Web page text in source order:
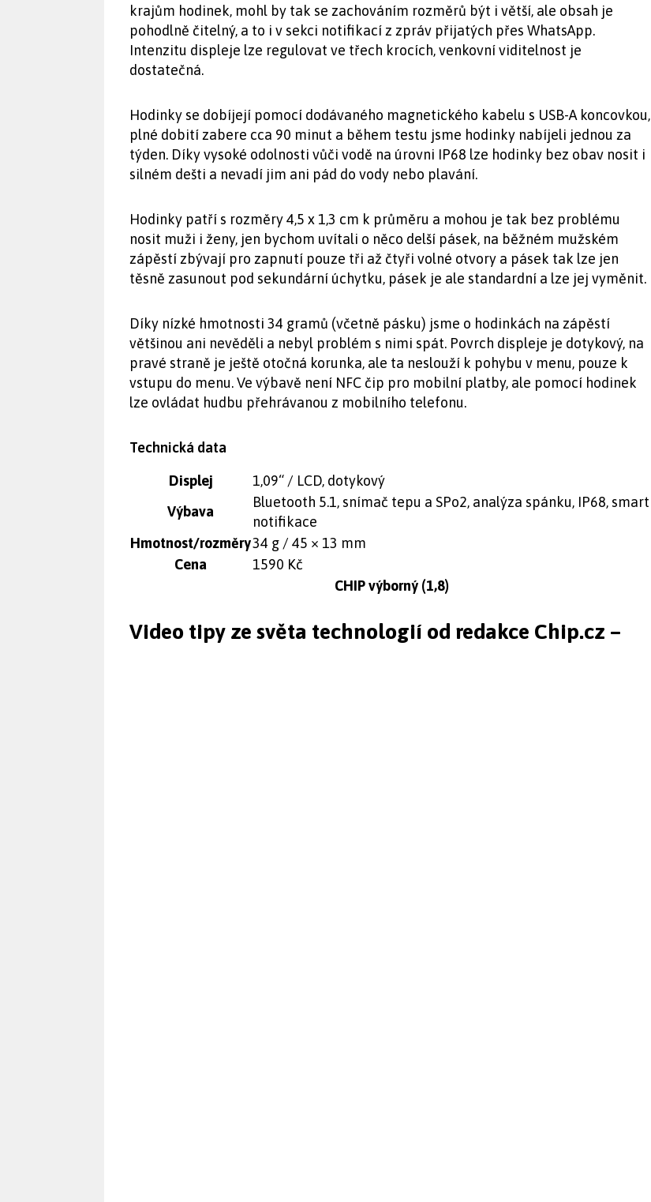
krajům hodinek, mohl by tak se zachováním rozměrů být i větší, ale obsah je
pohodlně čitelný, a to i v sekci notifikací z zpráv přijatých přes WhatsApp.
Intenzitu displeje lze regulovat ve třech krocích, venkovní viditelnost je
dostatečná.
Hodinky se dobíjejí pomocí dodávaného magnetického kabelu s USB-A koncovkou,
plné dobití zabere cca 90 minut a během testu jsme hodinky nabíjeli jednou za
týden. Díky vysoké odolnosti vůči vodě na úrovni IP68 lze hodinky bez obav nosit i
silném dešti a nevadí jim ani pád do vody nebo plavání.
Hodinky patří s rozměry 4,5 x 1,3 cm k průměru a mohou je tak bez problému
nosit muži i ženy, jen bychom uvítali o něco delší pásek, na běžném mužském
zápěstí zbývají pro zapnutí pouze tři až čtyři volné otvory a pásek tak lze jen
těsně zasunout pod sekundární úchytku, pásek je ale standardní a lze jej vyměnit.
Díky nízké hmotnosti 34 gramů (včetně pásku) jsme o hodinkách na zápěstí
většinou ani nevěděli a nebyl problém s nimi spát. Povrch displeje je dotykový, na
pravé straně je ještě otočná korunka, ale ta neslouží k pohybu v menu, pouze k
vstupu do menu. Ve výbavě není NFC čip pro mobilní platby, ale pomocí hodinek
lze ovládat hudbu přehrávanou z mobilního telefonu.
Technická data
Displej
1,09“ / LCD, dotykový
Výbava
Bluetooth 5.1, snímač tepu a SPo2, analýza spánku, IP68, smart
notifikace
Hmotnost/rozměry34 g / 45 × 13 mm
Cena
1590 Kč
CHIP výborný (1,8)
Video tipy ze světa technologií od redakce Chip.cz –